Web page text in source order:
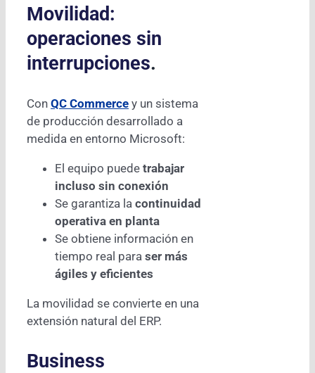
Movilidad:
operaciones sin
interrupciones.
Con QC Commercey un sistema
de producción desarrollado a
medida en entorno Microsoft:
El equipo puede trabajar
incluso sin conexión
Se garantiza la continuidad
operativa en planta
Se obtiene información en
tiempo real para ser más
ágiles y eficientes
La movilidad se convierte en una
extensión natural del ERP.
Business